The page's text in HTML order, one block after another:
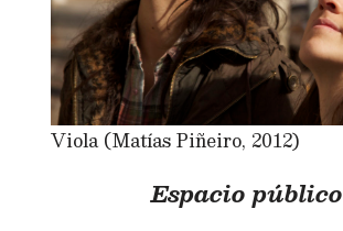
Viola (Matías Piñeiro, 2012)
Espacio público